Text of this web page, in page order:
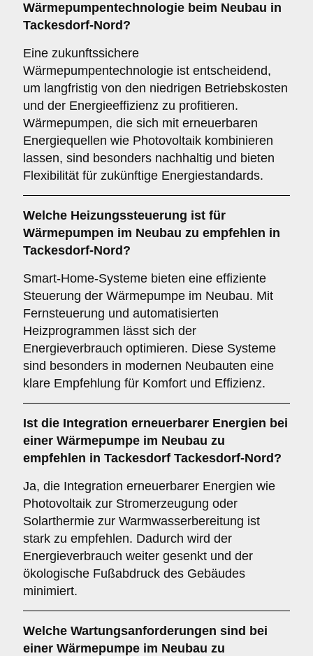
Wärmepumpentechnologie beim Neubau in
Tackesdorf-Nord?
Eine zukunftssichere
Wärmepumpentechnologie ist entscheidend,
um langfristig von den niedrigen Betriebskosten
und der Energieeffizienz zu profitieren.
Wärmepumpen, die sich mit erneuerbaren
Energiequellen wie Photovoltaik kombinieren
lassen, sind besonders nachhaltig und bieten
Flexibilität für zukünftige Energiestandards.
Welche Heizungssteuerung ist für
Wärmepumpen im Neubau zu empfehlen in
Tackesdorf-Nord?
Smart-Home-Systeme bieten eine effiziente
Steuerung der Wärmepumpe im Neubau. Mit
Fernsteuerung und automatisierten
Heizprogrammen lässt sich der
Energieverbrauch optimieren. Diese Systeme
sind besonders in modernen Neubauten eine
klare Empfehlung für Komfort und Effizienz.
Ist die Integration erneuerbarer Energien bei
einer Wärmepumpe im Neubau zu
empfehlen in Tackesdorf Tackesdorf-Nord?
Ja, die Integration erneuerbarer Energien wie
Photovoltaik zur Stromerzeugung oder
Solarthermie zur Warmwasserbereitung ist
stark zu empfehlen. Dadurch wird der
Energieverbrauch weiter gesenkt und der
ökologische Fußabdruck des Gebäudes
minimiert.
Welche Wartungsanforderungen sind bei
einer Wärmepumpe im Neubau zu